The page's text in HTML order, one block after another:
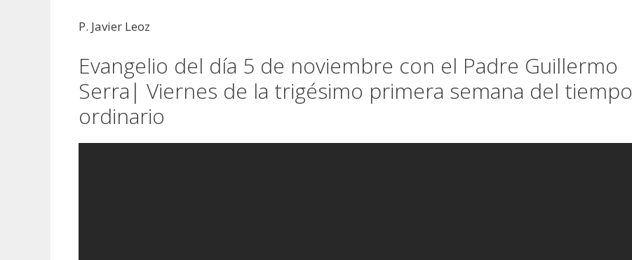
P. Javier Leoz
Evangelio del día 5 de noviembre con el Padre Guillermo
Serra| Viernes de la trigésimo primera semana del tiempo
ordinario